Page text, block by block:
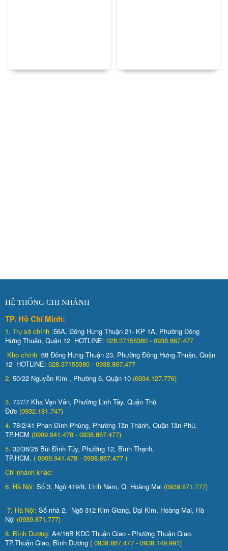
HỆ THỐNG CHI NHÁNH
TP. Hồ Chí Minh:
1. Trụ sở chính :56A, Đông Hưng Thuận 21- KP 1A, Phường Đông
Hưng Thuận, Quận 12 HOTLINE: 028.37155380 - 0938.867.477
Kho chính :68 Đông Hưng Thuận 23, Phường Đông Hưng Thuận, Quận
12 HOTLINE: 028.37155380 - 0938.867.477
2. 50/22 Nguyễn Kim , Phường 6, Quận 10 (0934.127.776)
3. 737/7 Kha Vạn Vân, Phường Linh Tây, Quận Thủ
Đức (0932.181.747)
4. 78/2/41 Phan Đình Phùng, Phường Tân Thành, Quận Tân Phú,
TP.HCM (0909.941.478 - 0938.867.477)
5. 32/36/25 Bùi Đình Túy, Phường 12, Bình Thạnh,
TP.HCM. ( 0909.941.478 - 0938.867.477 )
Chi nhánh khác:
6. Hà Nội: Số 3, Ngõ 419/8, Lĩnh Nam, Q. Hoàng Mai (0939.871.777)
7. Hà Nội: Số nhà 2, Ngõ 312 Kim Giang, Đại Kim, Hoàng Mai, Hà
Nội (0939.871.777)
8. Bình Dương: A4/16B KDC Thuận Giao - Phường Thuận Giao,
TP.Thuận Giao, Bình Dương ( 0938.867.477 - 0938.149.991)